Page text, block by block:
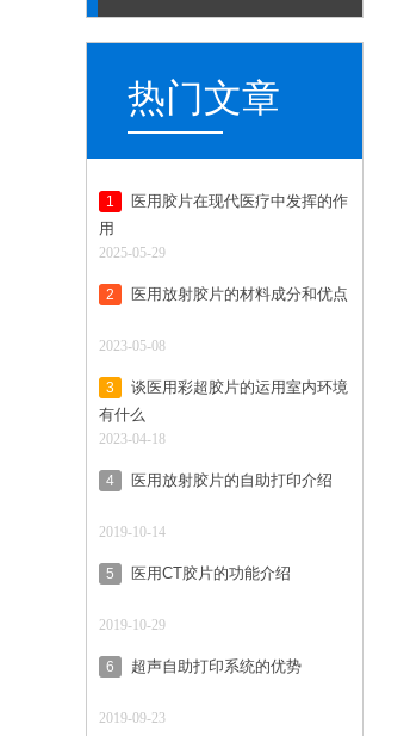
热门文章
1
医用胶片在现代医疗中发挥的作
用
2025-05-29
2 医用放射胶片的材料成分和优点
2023-05-08
3
谈医用彩超胶片的运用室内环境
有什么
2023-04-18
4 医用放射胶片的自助打印介绍
2019-10-14
5 医用CT胶片的功能介绍
2019-10-29
6 超声自助打印系统的优势
2019-09-23